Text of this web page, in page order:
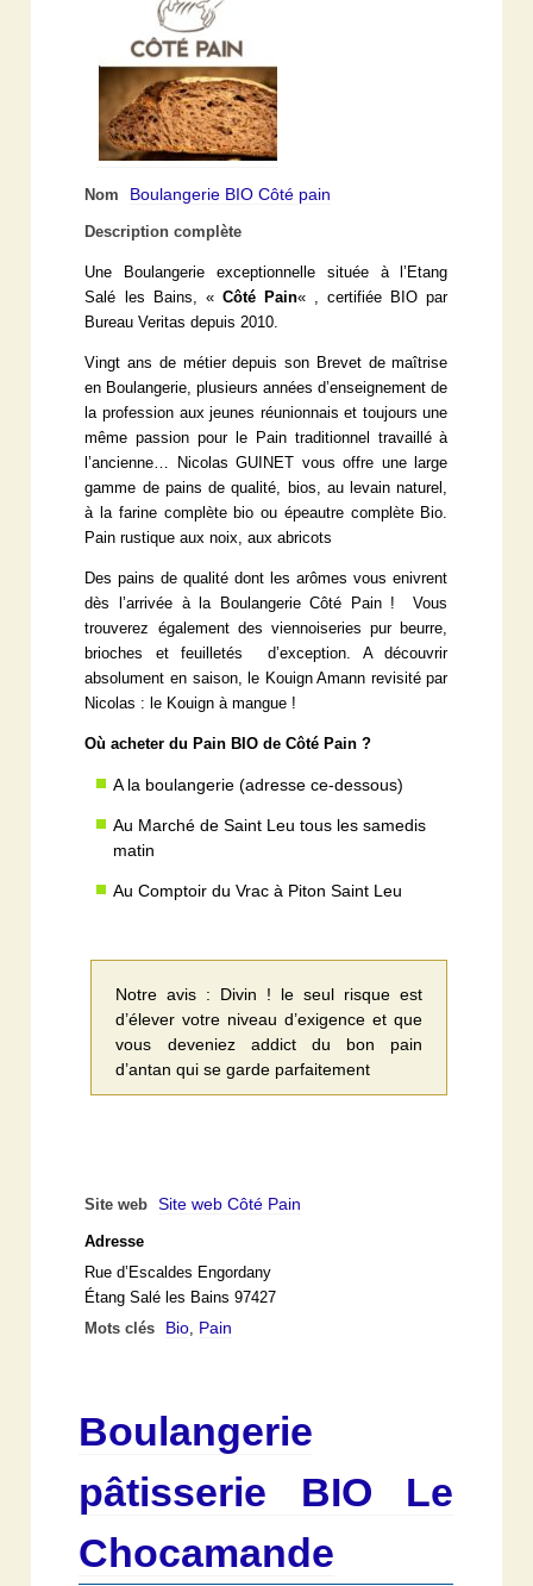
Nom Boulangerie BIO Côté pain
Description complète
Une Boulangerie exceptionnelle située à l’Etang
Salé les Bains, « Côté Pain« , certifiée BIO par
Bureau Veritas depuis 2010.
Vingt ans de métier depuis son Brevet de maîtrise
en Boulangerie, plusieurs années d’enseignement de
la profession aux jeunes réunionnais et toujours une
même passion pour le Pain traditionnel travaillé à
l’ancienne… Nicolas GUINET vous offre une large
gamme de pains de qualité, bios, au levain naturel,
à la farine complète bio ou épeautre complète Bio.
Pain rustique aux noix, aux abricots
Des pains de qualité dont les arômes vous enivrent
dès l’arrivée à la Boulangerie Côté Pain ! Vous
trouverez également des viennoiseries pur beurre,
brioches et feuilletés d’exception. A découvrir
absolument en saison, le Kouign Amann revisité par
Nicolas : le Kouign à mangue !
Où acheter du Pain BIO de Côté Pain ?
A la boulangerie (adresse ce-dessous)
Au Marché de Saint Leu tous les samedis
matin
Au Comptoir du Vrac à Piton Saint Leu
Notre avis : Divin ! le seul risque est
d’élever votre niveau d’exigence et que
vous deveniez addict du bon pain
d’antan qui se garde parfaitement
Site web Site web Côté Pain
Adresse
Rue d’Escaldes Engordany
Étang Salé les Bains 97427
Mots clés
Bio, Pain
Boulangerie
pâtisserie BIO Le
Chocamande